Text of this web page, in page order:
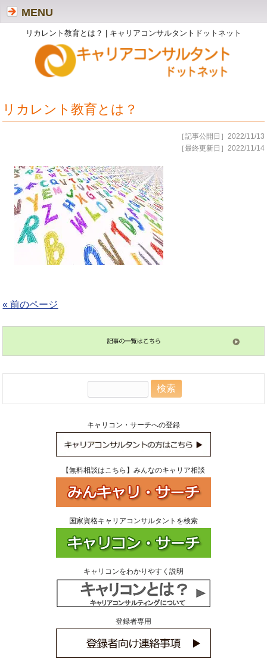
リカレント教育とは？ | キャリアコンサルタントドットネット
MENU
リカレント教育とは？
［記事公開日］2022/11/13
［最終更新日］2022/11/14
« 前のページ
キャリコン・サーチへの登録
【無料相談はこちら】みんなのキャリア相談
国家資格キャリアコンサルタントを検索
キャリコンをわかりやすく説明
登録者専用